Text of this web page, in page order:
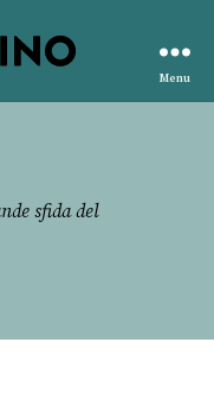
Menu
sfida del